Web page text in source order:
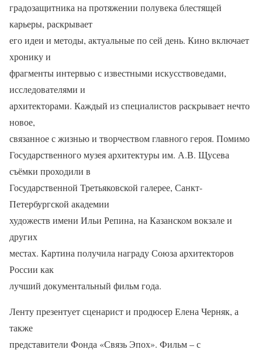
градозащитника на протяжении полувека блестящей
карьеры, раскрывает
его идеи и методы, актуальные по сей день. Кино включает
хронику и
фрагменты интервью с известными искусствоведами,
исследователями и
архитекторами. Каждый из специалистов раскрывает нечто
новое,
связанное с жизнью и творчеством главного героя. Помимо
Государственного музея архитектуры им. А.В. Щусева
съёмки проходили в
Государственной Третьяковской галерее, Санкт-
Петербургской академии
художеств имени Ильи Репина, на Казанском вокзале и
других
местах. Картина получила награду Союза архитекторов
России как
лучший документальный фильм года.
Ленту презентует сценарист и продюсер Елена Черняк, а
также
представители Фонда «Связь Эпох». Фильм – с